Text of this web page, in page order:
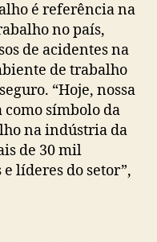
é referência na
no país,
de acidentes na
de trabalho
“Hoje, nossa
como símbolo da
na indústria da
de 30 mil
líderes do setor”,